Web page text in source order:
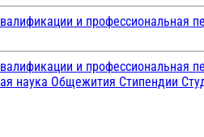
и профессиональная
и профессиональная
наука Общежития Стипендии